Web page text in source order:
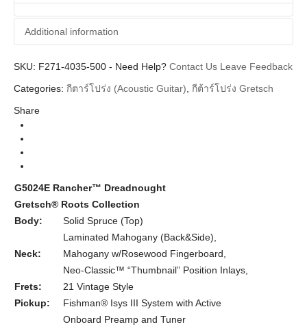
Additional information
Additional information
Brands Gretsch
SKU: F271-4035-500 - Need Help? Contact Us Leave Feedback
Categories: กีตาร์โปร่ง (Acoustic Guitar) กีต้าร์โปร่ง Gretsch
Share
G5024E Rancher™ Dreadnought
Gretsch® Roots Collection
Body:
Solid Spruce (Top)
Laminated Mahogany (Back&Side),
Neck:
Mahogany w/Rosewood Fingerboard,
Neo-Classic™ “Thumbnail” Position Inlays,
Frets:
21 Vintage Style
Pickup:
Fishman® Isys III System with Active
Onboard Preamp and Tuner